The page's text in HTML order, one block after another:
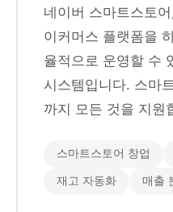
네이버 스마트스토
이커머스 플랫폼을
율적으로 운영할 수
시스템입니다. 스마
까지 모든 것을 지원
스마트스토어 창업
재고 자동화 매출